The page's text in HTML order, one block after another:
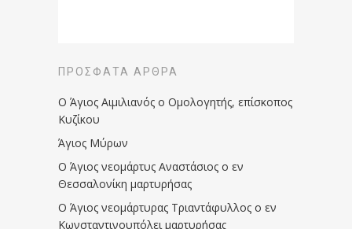
ΠΡΌΣΦΑΤΑ ΆΡΘΡΑ
Ο Άγιος Αιμιλιανός ο Ομολογητής, επίσκοπος
Κυζίκου
Άγιος Μύρων
Ο Άγιος νεομάρτυς Αναστάσιος ο εν
Θεσσαλονίκη μαρτυρήσας
Ο Άγιος νεομάρτυρας Τριαντάφυλλος ο εν
Κωνσταντινουπόλει μαρτυρήσας